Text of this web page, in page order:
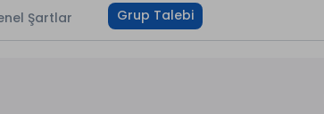
Şartlar Grup Talebi